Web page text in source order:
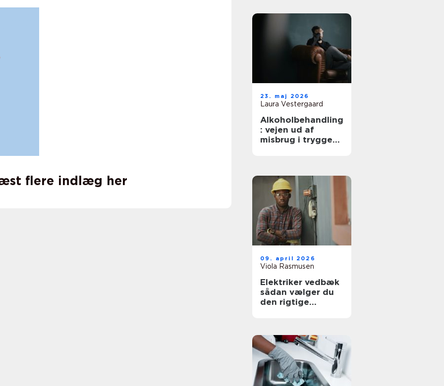
flere indlæg her
23. maj 2026
Laura Vestergaard
Alkoholbehandling
: vejen ud af
misbrug i trygge
09. april 2026
Viola Rasmusen
Elektriker vedbæk
sådan vælger du
den rigtige